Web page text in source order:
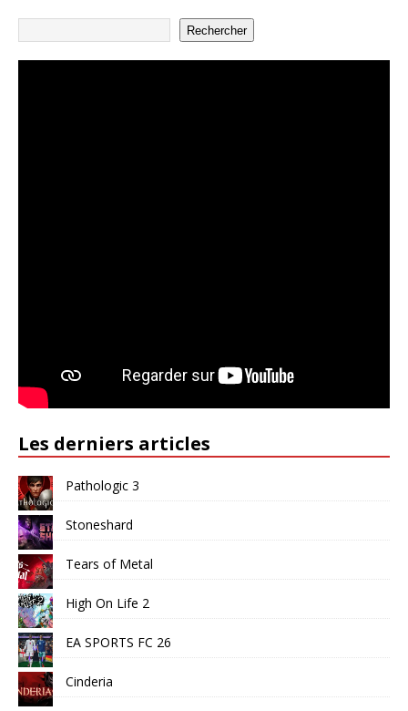
Rechercher
Les derniers articles
Pathologic 3
Stoneshard
Tears of Metal
High On Life 2
EA SPORTS FC 26
Cinderia